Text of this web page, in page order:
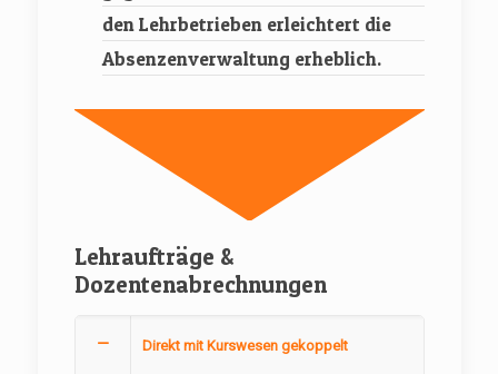
den Lehrbetrieben erleichtert die
Absenzenverwaltung erheblich.
Lehraufträge &
Dozentenabrechnungen
Direkt mit Kurswesen gekoppelt